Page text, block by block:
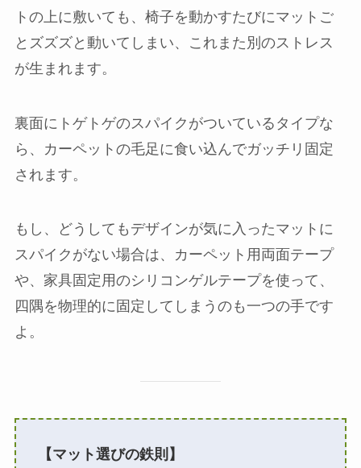
トの上に敷いても、椅子を動かすたびにマットご
とズズズと動いてしまい、これまた別のストレス
が生まれます。
裏面にトゲトゲのスパイクがついているタイプな
ら、カーペットの毛足に食い込んでガッチリ固定
されます。
もし、どうしてもデザインが気に入ったマットに
スパイクがない場合は、カーペット用両面テープ
や、家具固定用のシリコンゲルテープを使って、
四隅を物理的に固定してしまうのも一つの手です
よ。
【マット選びの鉄則】